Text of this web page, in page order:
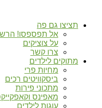
תציצו גם פה
אל תפספסו!
על צוציקים
צרו קשר
מתוקים לילדים
מחיות פרי
ביסקוויטים רכים
מתכוני פירות
מאפינס
עוגות לילדים